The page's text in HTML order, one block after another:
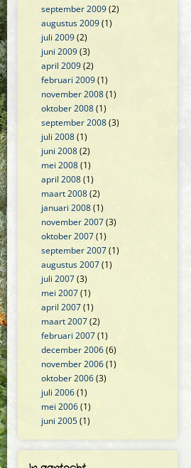
september 2009(2)
augustus 2009(1)
juli 2009(2)
juni 2009(3)
april 2009(2)
februari 2009(1)
november 2008(1)
oktober 2008(1)
september 2008(3)
juli 2008(1)
juni 2008(2)
mei 2008(1)
april 2008(1)
maart 2008(2)
januari 2008(1)
november 2007(3)
oktober 2007(1)
september 2007(1)
augustus 2007(1)
juli 2007(3)
mei 2007(1)
april 2007(1)
maart 2007(2)
februari 2007(1)
december 2006(6)
november 2006(1)
oktober 2006(3)
juli 2006(1)
mei 2006(1)
juni 2005(1)